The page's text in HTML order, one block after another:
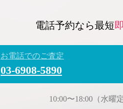
電話予約なら最短
お電話でのご査定
03-6908-5890
10:00〜18:00（水曜